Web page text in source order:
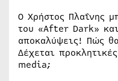
Ο Χρήστος Πλαΐνης
του «After Dark»
αποκαλύψεις! Πώς
Δέχεται
media;